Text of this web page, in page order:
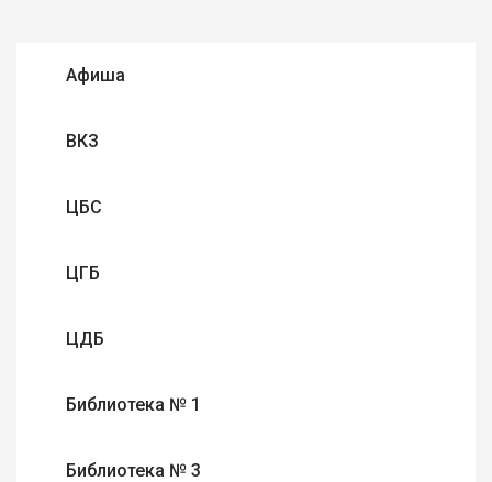
Афиша
ВКЗ
ЦБС
ЦГБ
ЦДБ
Библиотека № 1
Библиотека № 3